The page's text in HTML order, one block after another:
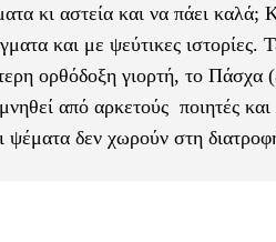
κι αστεία και να πάει καλά;
και με ψεύτικες
ορθόδοξη γιορτή, το
από αρκετούς ποιητές
ψέματα δεν χωρούν στη